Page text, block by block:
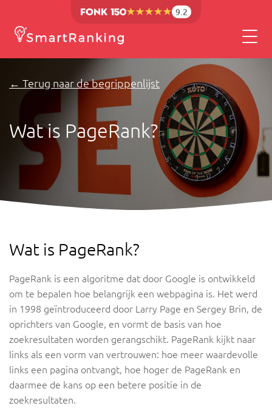
9.2
← Terug naar de begrippenlijst
Wat is PageRank?
Wat is PageRank?
PageRank is een algoritme dat door Google is ontwikkeld
om te bepalen hoe belangrijk een webpagina is. Het werd
in 1998 geïntroduceerd door Larry Page en Sergey Brin, de
oprichters van Google, en vormt de basis van hoe
zoekresultaten worden gerangschikt. PageRank kijkt naar
links als een vorm van vertrouwen: hoe meer waardevolle
links een pagina ontvangt, hoe hoger de PageRank en
daarmee de kans op een betere positie in de
zoekresultaten.